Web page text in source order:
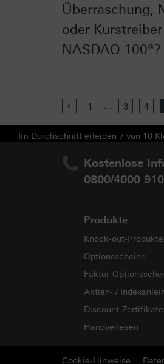
Überraschung,
oder
NASDAQ 100®?
Previous
1 ... 3 4
Im Durchschnitt erleiden 7 von 10
Kostenlose
0800/4000 910
Produkte
Knock-out-Produkte
Optionsscheine
Faktor-
Aktien- /
Discount-Zertifikate
Handverlesen
Cookie-Hinweise